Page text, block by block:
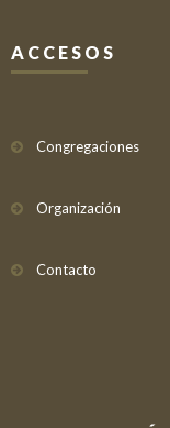
ACCESOS
Congregaciones
Organización
Contacto